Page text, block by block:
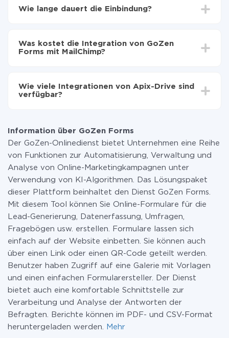
MailChimp zu übertragen
Forms auf MailChimp übertragen
Wie lange dauert die Einbindung?
Im Durchschnitt dauert es 10-15 Minuten.
Was kostet die Integration von GoZen
Forms mit MailChimp?
zahlen nur für die Datenmenge, die über unseren
Service von einem System auf ein anderes übertragen
Weitere Informationen zu Tarifen
Wie viele Integrationen von Apix-Drive sind
verfügbar?
Information über GoZen Forms
Der GoZen-Onlinedienst bietet Unternehmen eine Reihe
von Funktionen zur Automatisierung, Verwaltung und
Analyse von Online-Marketingkampagnen unter
Verwendung von KI-Algorithmen. Das Lösungspaket
dieser Plattform beinhaltet den Dienst GoZen Forms.
Mit diesem Tool können Sie Online-Formulare für die
Lead-Generierung, Datenerfassung, Umfragen,
Fragebögen usw. erstellen. Formulare lassen sich
einfach auf der Website einbetten. Sie können auch
über einen Link oder einen QR-Code geteilt werden.
Benutzer haben Zugriff auf eine Galerie mit Vorlagen
und einen einfachen Formularersteller. Der Dienst
bietet auch eine komfortable Schnittstelle zur
Verarbeitung und Analyse der Antworten der
Befragten. Berichte können im PDF- und CSV-Format
heruntergeladen werden.
Mehr